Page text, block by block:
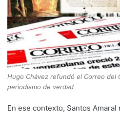
Hugo Chávez refundó el Correo del
periodismo de verdad
En ese contexto, Santos Amaral